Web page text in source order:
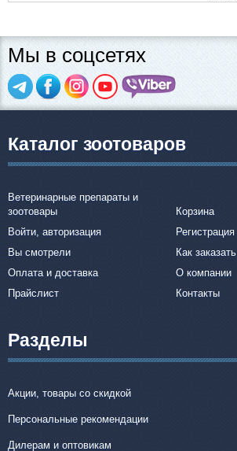
Мы в соцсетях
Каталог зоотоваров
Ветеринарные препараты и
зоотовары
Корзина
Войти, авторизация
Регистрация
Вы смотрели
Как заказать
Оплата и доставка
О компании
Прайслист
Контакты
Разделы
Акции, товары со скидкой
Персональные рекомендации
Дилерам и оптовикам